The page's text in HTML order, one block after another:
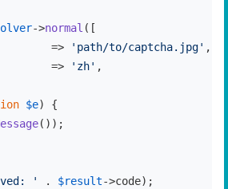
->normal ([
=>
'path/to/captcha.jpg' ,
=>
'zh' ,
$e) {
());
' . $result->code);